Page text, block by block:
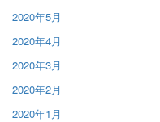
2020年5月
2020年4月
2020年3月
2020年2月
2020年1月